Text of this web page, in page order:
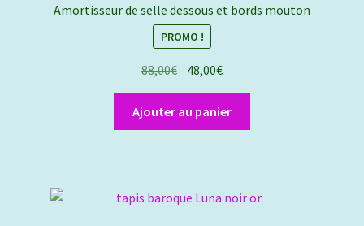
peuvent
Amortisseur de selle dessous et bords mouton
PROMO !
88,00€ Le
initial
était :
48,00€Le
actuel
est :
Ajouter au panier